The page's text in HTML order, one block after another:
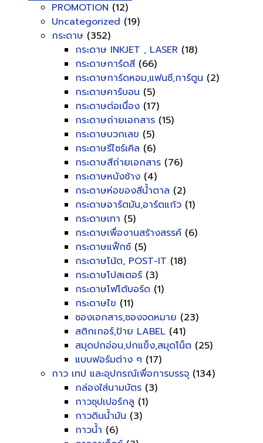
PROMOTION (12)
Uncategorized (19)
กระดาษ (352)
กระดาษ INKJET , LASER (18)
กระดาษการ์ดสี (66)
กระดาษการ์ดหอม,แฟนซี,การ์ตูน (2)
กระดาษคาร์บอน (5)
กระดาษต่อเนื่อง (17)
กระดาษถ่ายเอกสาร (15)
กระดาษบวกเลข (5)
กระดาษรีไซร์เคิล (6)
กระดาษสีถ่ายเอกสาร (76)
กระดาษหนังช้าง (4)
กระดาษห่อของสีน้ำตาล (2)
กระดาษอาร์ตมัน,อาร์ตแก้ว (1)
กระดาษเทา (5)
กระดาษเพื่องานสร้างสรรค์ (6)
กระดาษแฟ็กซ์ (5)
กระดาษโน้ต, POST-IT (18)
กระดาษโปสเตอร์ (3)
กระดาษโฟโต้บอร์ด (1)
กระดาษไข (11)
ซองเอกสาร,ซองจดหมาย (23)
สติกเกอร์,ป้าย LABEL (41)
สมุดปกอ่อน,ปกแข็ง,สมุดโน็ต (25)
แบบฟอร์มต่าง ๆ (17)
กาว เทป และอุปกรณ์เพื่อการบรรจุ (134)
กล่องใส่นามบัตร (3)
กาวซุปเปอร์กลู (1)
กาวดินน้ำมัน (3)
กาวน้ำ (6)